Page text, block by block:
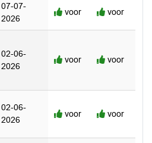
07-07-
2026
voor voor
02-06-
2026
voor voor
02-06-
2026
voor voor